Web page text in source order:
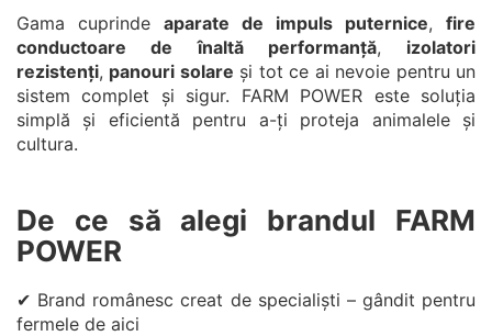
Gama cuprinde aparate de impuls puternice, fire
conductoare de înaltă performanță, izolatori
rezistenți, panouri solare și tot ce ai nevoie pentru un
sistem complet și sigur. FARM POWER este soluția
simplă și eficientă pentru a-ți proteja animalele și
cultura.
De ce să alegi brandul FARM
POWER
✔ Brand românesc creat de specialiști – gândit pentru
fermele de aici